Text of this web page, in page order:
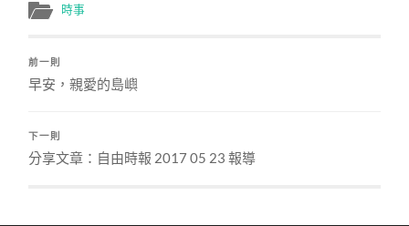
時事
前一則
早安，親愛的島嶼
下一則
分享文章：自由時報 2017 05 23 報導